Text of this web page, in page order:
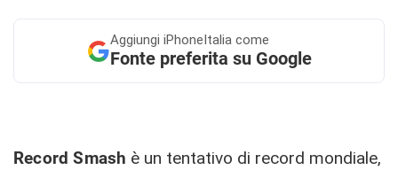
Aggiungi iPhoneItalia come
Fonte preferita su Google
Record Smash è un tentativo di record mondiale,